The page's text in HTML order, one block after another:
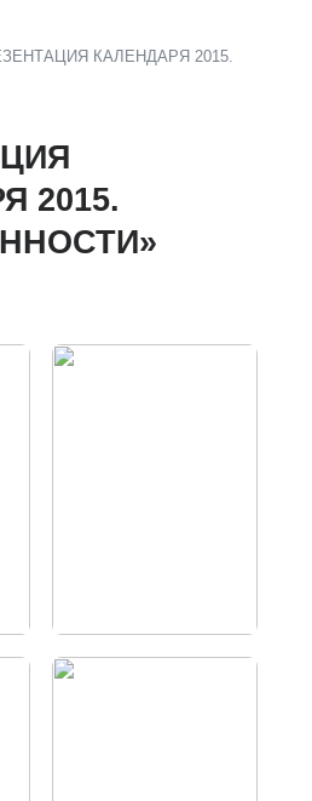
КАЛЕНДАРЯ 2015.
2015.